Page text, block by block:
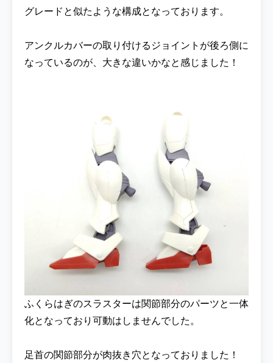
グレードと似たような構成となっております。
アンクルカバーの取り付けるジョイントが後ろ側に
なっているのが、大きな違いかなと感じました！
ふくらはぎのスラスターは関節部分のパーツと一体
化となっており可動はしませんでした。
足首の関節部分が肉抜き穴となっておりました！